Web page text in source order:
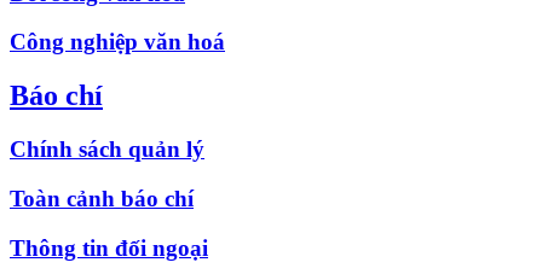
Công nghiệp văn hoá
Báo chí
Chính sách quản lý
Toàn cảnh báo chí
Thông tin đối ngoại